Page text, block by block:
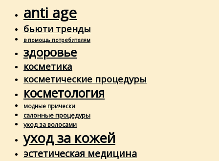
anti age
бьюти тренды
в помощь потребителям
здоровье
косметика
косметические процедуры
косметология
модные прически
салонные процедуры
уход за волосами
уход за кожей
эстетическая медицина